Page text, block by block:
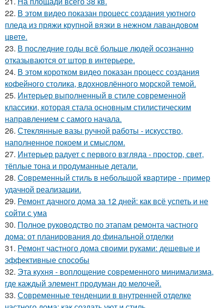
22. В этом видео показан процесс создания уютного
пледа из пряжи крупной вязки в нежном лавандовом
цвете.
23. В последние годы всё больше людей осознанно
отказываются от штор в интерьере.
24. В этом коротком видео показан процесс создания
кофейного столика, вдохновлённого морской темой.
25. Интерьер выполненный в стиле современной
классики, которая стала основным стилистическим
направлением с самого начала.
26. Стеклянные вазы ручной работы - искусство,
наполненное покоем и смыслом.
27. Интерьер радует с первого взгляда - простор, свет,
тёплые тона и продуманные детали.
28. Современный стиль в небольшой квартире - пример
удачной реализации.
29. Ремонт дачного дома за 12 дней: как всё успеть и не
сойти с ума
30. Полное руководство по этапам ремонта частного
дома: от планирования до финальной отделки
31. Ремонт частного дома своими руками: дешевые и
эффективные способы
32. Эта кухня - воплощение современного минимализма,
где каждый элемент продуман до мелочей.
33. Современные тенденции в внутренней отделке